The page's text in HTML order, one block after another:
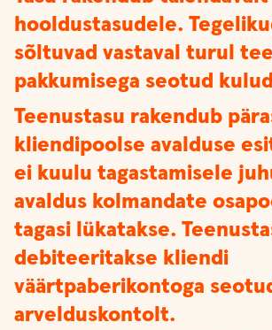
hooldustasudele.
sõltuvad vastaval turul
pakkumisega seotud
Teenustasu rakendub
kliendipoolse avalduse
ei kuulu tagastamisele
avaldus kolmandate
tagasi lükatakse.
debiteeritakse kliendi
väärtpaberikontoga
arvelduskontolt.